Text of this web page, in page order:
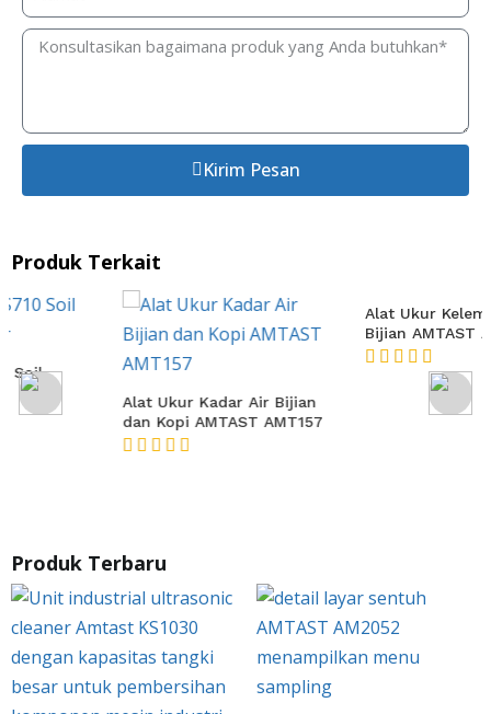
Kirim Pesan
Produk Terkait
Alat Ukur Kadar Air Bijian
dan Kopi AMTAST AMT157
Alat Ukur Kelembaban Biji-
Bijian AMTAST AMT65C
Produk Terbaru